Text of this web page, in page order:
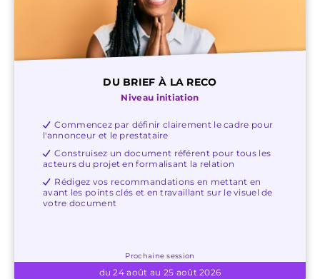
DU BRIEF À LA RECO
Niveau initiation
Commencez par définir clairement le cadre pour
l'annonceur et le prestataire
Construisez un document référent pour tous les
acteurs du projet en formalisant la relation
Rédigez vos recommandations en mettant en
avant les points clés et en travaillant sur le visuel de
votre document
Prochaine session
du 24 août au 25 août 2026